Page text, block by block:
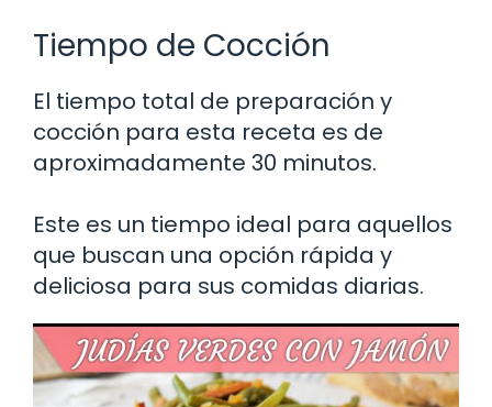
Tiempo de Cocción
El tiempo total de preparación y
cocción para esta receta es de
aproximadamente 30 minutos.
Este es un tiempo ideal para aquellos
que buscan una opción rápida y
deliciosa para sus comidas diarias.